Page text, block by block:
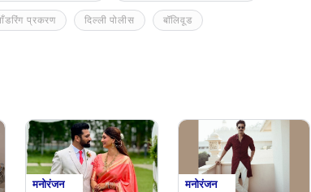
प्रकरण दिल्ली पोलीस बॉलिवूड
मनोरंजन मनोरंजन